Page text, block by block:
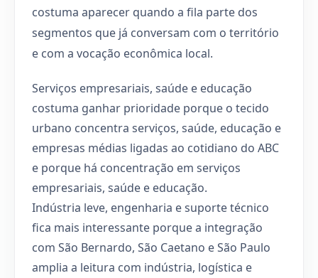
costuma aparecer quando a fila parte dos
segmentos que já conversam com o território
e com a vocação econômica local.
Serviços empresariais, saúde e educação
costuma ganhar prioridade porque o tecido
urbano concentra serviços, saúde, educação e
empresas médias ligadas ao cotidiano do ABC
e porque há concentração em serviços
empresariais, saúde e educação.
Indústria leve, engenharia e suporte técnico
fica mais interessante porque a integração
com São Bernardo, São Caetano e São Paulo
amplia a leitura com indústria, logística e